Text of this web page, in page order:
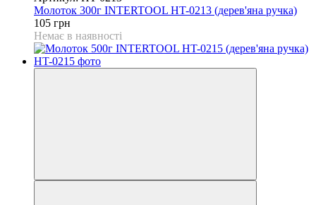
Молоток 300г INTERTOOL HT-0213 (дерев'яна ручка)
105 грн
Немає в наявності